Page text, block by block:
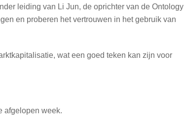
leiding van Li Jun, de oprichter van de Ontology
en proberen het vertrouwen in het gebruik van
wat een goed teken kan zijn voor
afgelopen week.